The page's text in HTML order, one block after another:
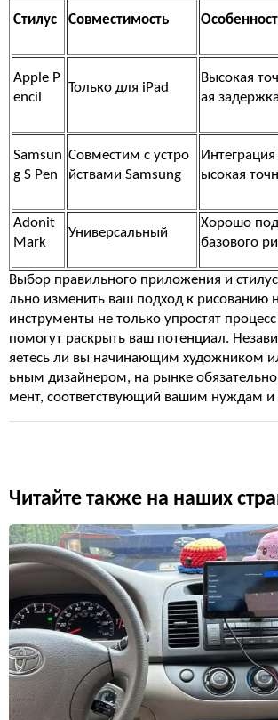
Стилус Совместимость
Apple P
encil
Только для iPad
Высокая
ая
Samsun
g S Pen
Совместим с устро
йствами Samsung
Интеграция
ысокая
Adonit
Mark
Универсальный
Хорошо
базового
Выбор правильного приложения и
льно изменить ваш подход к рисованию
инструменты не только упростят
помогут раскрыть ваш потенциал.
яетесь ли вы начинающим художником
ьным дизайнером, на рынке обязательно
мент, соответствующий вашим нуждам
Читайте также на наших